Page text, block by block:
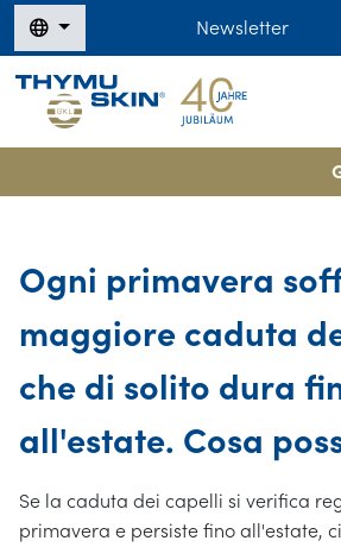
Newsletter
Ogni primavera
maggiore caduta
che di solito dura
all'estate. Cosa
Se la caduta dei capelli si verifica
primavera e persiste fino all'estate,